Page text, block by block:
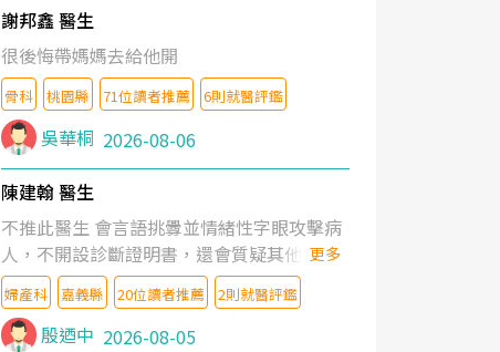
謝邦鑫 醫生
很後悔帶媽媽去給他開
骨科 桃園縣 71位讀者推薦 6則就醫評鑑
吳華桐 2026-08-06
陳建翰 醫生
不推此醫生 會言語挑釁並情緒性字眼攻擊病
人，不開設診斷證明書，還會質疑其他醫生
的判斷！
更多
婦產科 嘉義縣 20位讀者推薦 2則就醫評鑑
殷迺中 2026-08-05